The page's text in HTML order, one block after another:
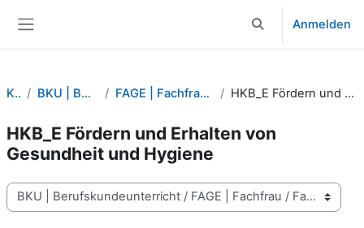
Sucheingabe
Anmelden
Kurse BKU | Berufskundeunterricht FAGE | Fachfrau / Fachmann Gesundheit NEU HKB_E Fördern und Erhalten von Gesundheit und Hygiene
HKB_E Fördern und Erhalten von
Gesundheit und Hygiene
Kursbereiche